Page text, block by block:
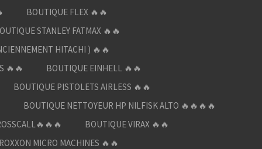
BOUTIQUE FLEX 🔥🔥
STANLEY FATMAX 🔥🔥
HITACHI ) 🔥🔥
🔥🔥
BOUTIQUE EINHELL 🔥🔥
BOUTIQUE PISTOLETS AIRLESS 🔥🔥
BOUTIQUE NETTOYEUR HP NILFISK ALTO 🔥🔥🔥🔥
BOUTIQUE VIRAX 🔥🔥
MICRO MACHINES 🔥🔥